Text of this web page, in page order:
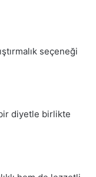
seçeneği
diyetle birlikte